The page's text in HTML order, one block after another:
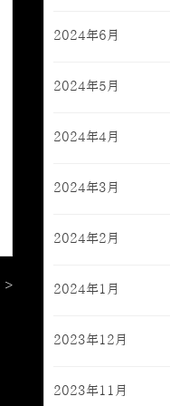
>
2024年6月
2024年5月
2024年4月
2024年3月
2024年2月
2024年1月
2023年12月
2023年11月